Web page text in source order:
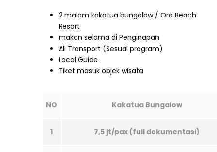
2 malam kakatua bungalow / Ora Beach
Resort
makan selama di Penginapan
All Transport (Sesuai program)
Local Guide
Tiket masuk objek wisata
NO Kakatua Bungalow
1 7,5 jt/pax (full dokumentasi)